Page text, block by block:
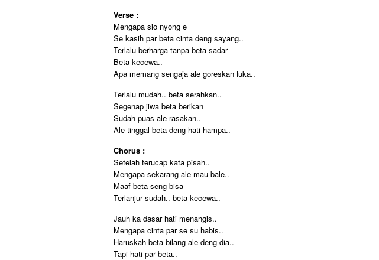
Verse :
Mengapa sio nyong e
Se kasih par beta cinta deng sayang..
Terlalu berharga tanpa beta sadar
Beta kecewa..
Apa memang sengaja ale goreskan luka..
Terlalu mudah.. beta serahkan..
Segenap jiwa beta berikan
Sudah puas ale rasakan..
Ale tinggal beta deng hati hampa..
Chorus :
Setelah terucap kata pisah..
Mengapa sekarang ale mau bale..
Maaf beta seng bisa
Terlanjur sudah.. beta kecewa..
Jauh ka dasar hati menangis..
Mengapa cinta par se su habis..
Haruskah beta bilang ale deng dia..
Tapi hati par beta..